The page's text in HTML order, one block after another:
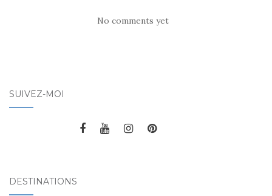
No comments yet
SUIVEZ-MOI
DESTINATIONS